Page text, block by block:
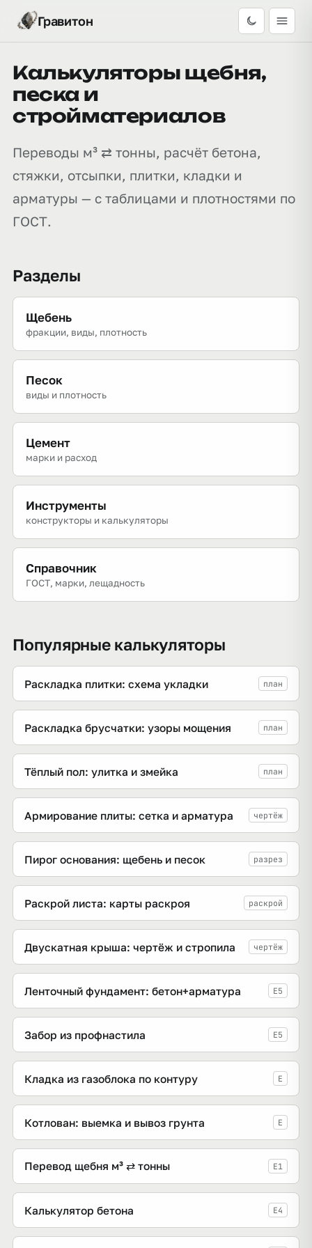
Гравитон
Калькуляторы щебня,
песка и
стройматериалов
Переводы м³ ⇄ тонны, расчёт бетона,
стяжки, отсыпки, плитки, кладки и
арматуры — с таблицами и плотностями по
ГОСТ.
Разделы
Щебень
фракции, виды, плотность
Песок
виды и плотность
Цемент
марки и расход
Инструменты
конструкторы и калькуляторы
Справочник
ГОСТ, марки, лещадность
Популярные калькуляторы
Раскладка плитки: схема укладки план
Раскладка брусчатки: узоры мощения план
Тёплый пол: улитка и змейка план
Армирование плиты: сетка и арматура чертёж
Пирог основания: щебень и песок разрез
Раскрой листа: карты раскроя раскрой
Двускатная крыша: чертёж и стропила чертёж
Ленточный фундамент: бетон+арматура E5
Забор из профнастила E5
Кладка из газоблока по контуру E
Котлован: выемка и вывоз грунта E
Перевод щебня м³ ⇄ тонны E1
Калькулятор бетона E4